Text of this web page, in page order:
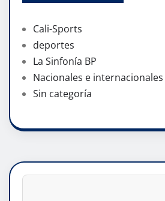
Cali-Sports
deportes
La Sinfonía BP
Nacionales e internacionales
Sin categoría